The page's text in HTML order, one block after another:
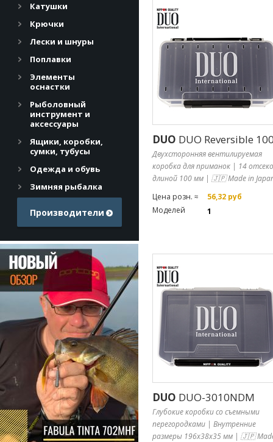
DUO DUO Reversible
Двухсторонняя вентилируемая
коробка для приманок | 14
длиной 100 мм | 🇯🇵 Made in
Цена розн. ≈
56,32 руб
Моделей
1
DUO DUO-3010NDM
Глубокие коробки со съемными
перегородками | Внутренние
размеры 196x38x35 мм | 🇯🇵
Катушки
Крючки
Лески и шнуры
Поплавки
Элементы
оснастки
Рыболовный
инструмент и
аксессуары
Ящики, коробки,
сумки, тубусы
Одежда и обувь
Зимняя рыбалка
Производители